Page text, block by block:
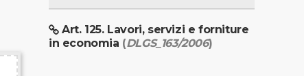
Art. 125. Lavori, servizi e forniture
in economia (DLGS_163/2006)